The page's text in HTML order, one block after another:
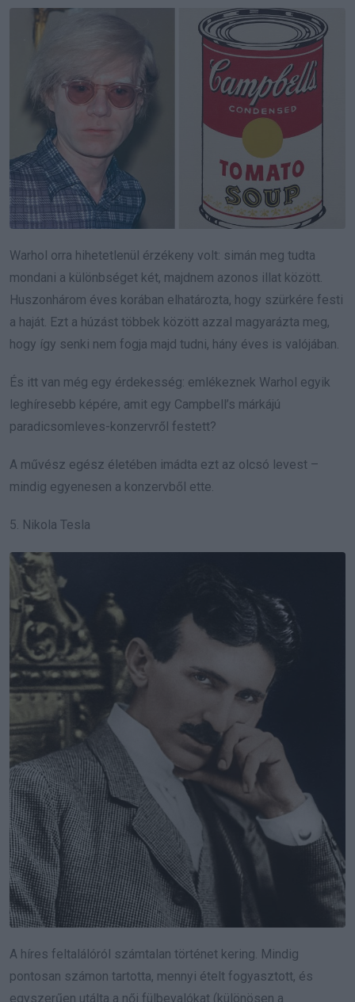
Warhol orra hihetetlenül érzékeny volt: simán meg tudta
mondani a különbséget két, majdnem azonos illat között.
Huszonhárom éves korában elhatározta, hogy szürkére festi
a haját. Ezt a húzást többek között azzal magyarázta meg,
hogy így senki nem fogja majd tudni, hány éves is valójában.
És itt van még egy érdekesség: emlékeznek Warhol egyik
leghíresebb képére, amit egy Campbell’s márkájú
paradicsomleves-konzervről festett?
A művész egész életében imádta ezt az olcsó levest –
mindig egyenesen a konzervből ette.
5. Nikola Tesla
A híres feltalálóról számtalan történet kering. Mindig
pontosan számon tartotta, mennyi ételt fogyasztott, és
egyszerűen utálta a női fülbevalókat (különösen a